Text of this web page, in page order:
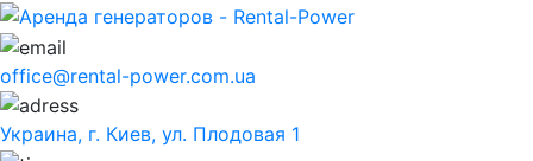
office@rental-power.com.ua
Украина, г. Киев, ул. Плодовая 1